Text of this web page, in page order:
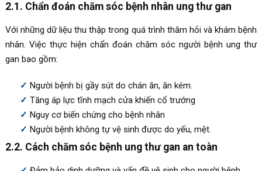
2.1. Chẩn đoán chăm sóc bệnh nhân ung thư gan
Với những dữ liệu thu thập trong quá trình thăm hỏi và khám bệnh
nhân. Việc thực hiện chẩn đoán chăm sóc người bệnh ung thư
gan bao gồm:
Người bệnh bị gầy sút do chán ăn, ăn kém.
Tăng áp lực tĩnh mạch cửa khiến cổ trướng
Nguy cơ biến chứng cho bệnh nhân
Người bệnh không tự vệ sinh được do yếu, mệt.
2.2. Cách chăm sóc bệnh ung thư gan an toàn